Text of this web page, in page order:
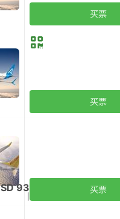
买票
买票
93 买票